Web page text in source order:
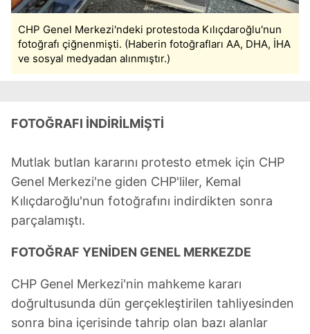
CHP Genel Merkezi'ndeki protestoda Kılıçdaroğlu'nun
fotoğrafı çiğnenmişti. (Haberin fotoğrafları AA, DHA, İHA
ve sosyal medyadan alınmıştır.)
FOTOĞRAFI İNDİRİLMİŞTİ
Mutlak butlan kararını protesto etmek için CHP
Genel Merkezi'ne giden CHP'liler, Kemal
Kılıçdaroğlu'nun fotoğrafını indirdikten sonra
parçalamıştı.
FOTOĞRAF YENİDEN GENEL MERKEZDE
CHP Genel Merkezi'nin mahkeme kararı
doğrultusunda dün gerçekleştirilen tahliyesinden
sonra bina içerisinde tahrip olan bazı alanlar